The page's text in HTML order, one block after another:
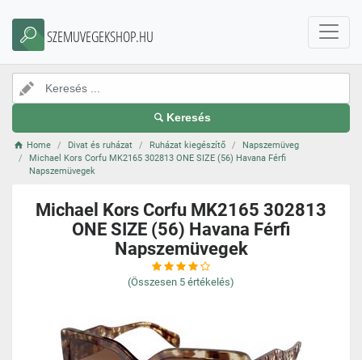
SZEMUVEGEKSHOP.HU
Keresés
Home Divat és ruházat Ruházat kiegészítő
Napszemüveg
Michael Kors Corfu MK2165 302813 ONE SIZE (56) Havana Férfi
Napszemüvegek
Michael Kors Corfu MK2165 302813
ONE SIZE (56) Havana Férfi
Napszemüvegek
(Összesen 5 értékelés)